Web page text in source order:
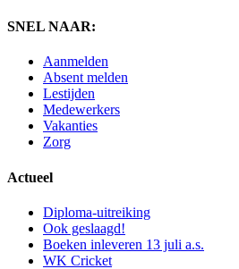
SNEL NAAR:
Aanmelden
Absent melden
Lestijden
Medewerkers
Vakanties
Zorg
Actueel
Diploma-uitreiking
Ook geslaagd!
Boeken inleveren 13 juli a.s.
WK Cricket